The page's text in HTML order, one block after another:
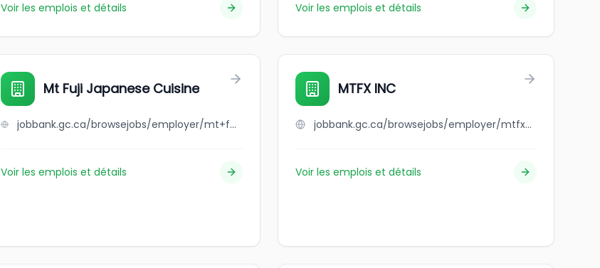
Voir les emplois et détails Voir les emplois et détails
Mt Fuji Japanese Cuisine
jobbank.gc.ca/browsejobs/employer/mt+fuji+japanese+cuisine/ca
Voir les emplois et détails
MTFX INC
jobbank.gc.ca/browsejobs/employer/mtfx+inc/ca
Voir les emplois et détails